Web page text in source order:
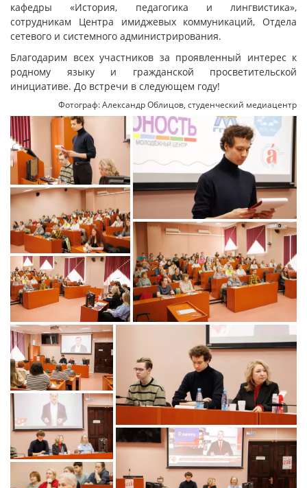
кафедры «История, педагогика и лингвистика»,
сотрудникам Центра имиджевых коммуникаций, Отдела
сетевого и системного администрирования.
Благодарим всех участников за проявленный интерес к
родному языку и гражданской просветительской
инициативе. До встречи в следующем году!
Фотограф: Александр Облицов, студенческий медиацентр